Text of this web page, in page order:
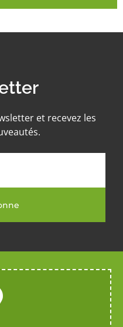
et recevez les